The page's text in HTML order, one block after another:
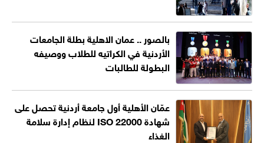
بالصور .. عمان الاهلية بطلة الجامعات
الأردنية في الكراتيه للطلاب ووصيفه
البطولة للطالبات
عمّان الأهلية أول جامعة أردنية تحصل على
شهادة ISO 22000 لنظام إدارة سلامة
الغذاء